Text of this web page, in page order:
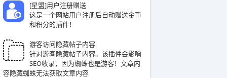
[星盟]用户注册赠送
这是一个网站用户注册后自动赠送金币
和积分的插件！
游客访问隐藏帖子内容
针对游客隐藏帖子内容。该插件会影响
SEO收录，因为蜘蛛也是游客！文章内
容隐藏蜘蛛无法获取文章内容